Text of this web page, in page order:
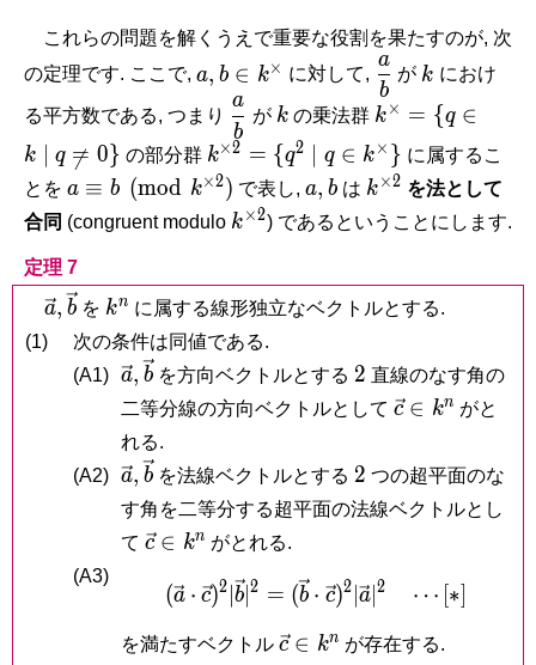
これらの問題を解くうえで重要な役割を果たすのが, 次
の定理です. ここで, a,
a, b \in
k^\times
b ∈ k× に対して, \dfrac{a}
{b}
b
a
が k
k におけ
る平方数である, つまり \dfrac{a}
{b}
b
a
が k
k の乗法群 k^\times
= \{ q
\in k
\mid q
\neq
k× = {q ∈
k ∣ q 
= 0} の部分群 k^{\times
2} = \{
q^2 \mid q
\in
k×2 = {q2 ∣ q ∈ k× } に属するこ
とを a \equiv b
\pmod{k^{\times
2}}
a ≡ b (mod k×2) で表し,a,
a, b
b は k^{\times
2}
k×2 を法として
合同 (congruent modulo k^{\times
k×2) であるということにします.
定理 7
\vec
a,
a, \vec
b
b を k^n
kn に属する線形独立なベクトルとする.
(1)
次の条件は同値である.
(A1) \vec
a,
a, \vec
b
b を方向ベクトルとする 2
2 直線のなす角の
二等分線の方向ベクトルとして \vec
\in
k^n
c ∈ kn がと
れる.
(A2) \vec
a,
a, \vec
b
b を法線ベクトルとする 2
2 つの超平面のな
す角を二等分する超平面の法線ベクトルとし
て \vec
\in
c ∈ kn がとれる.
(A3)
(\vec a\cdot\vec c)
(a ⋅ c)2∣b∣2 = (b ⋅ c)2 ∣a∣2 ⋯ [∗]
を満たすベクトル \vec
c ∈ kn が存在する.